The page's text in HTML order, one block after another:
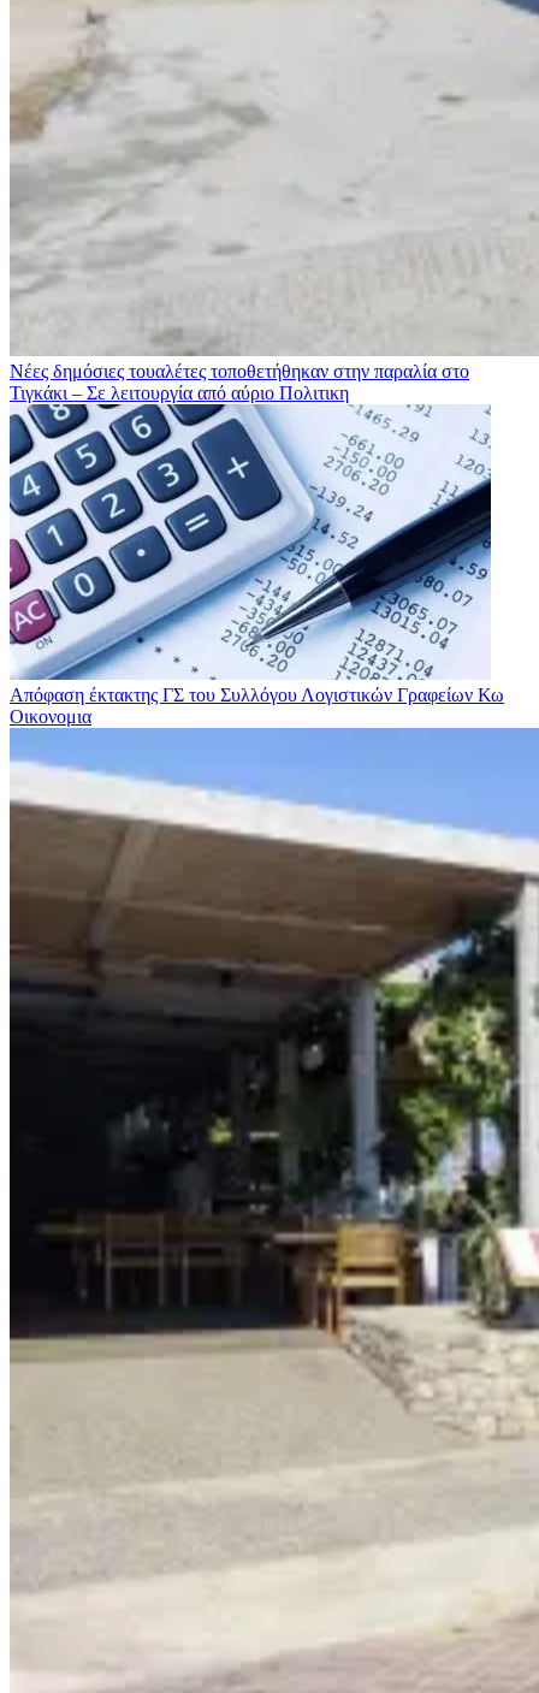
Νέες δημόσιες τουαλέτες τοποθετήθηκαν στην παραλία στο
Τιγκάκι – Σε λειτουργία από αύριο Πολιτικη
Απόφαση έκτακτης ΓΣ του Συλλόγου Λογιστικών Γραφείων Κω
Οικονομια